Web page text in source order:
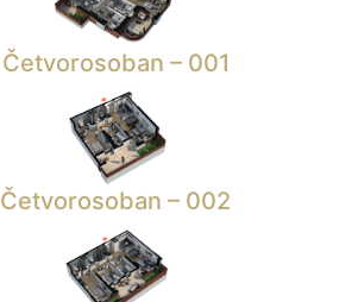
Četvorosoban – 001
Četvorosoban – 002